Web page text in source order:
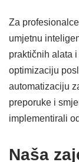
Za
umjetnu
praktičnih alata
optimizaciju
automatizaciju
preporuke i
implementirali
Naša